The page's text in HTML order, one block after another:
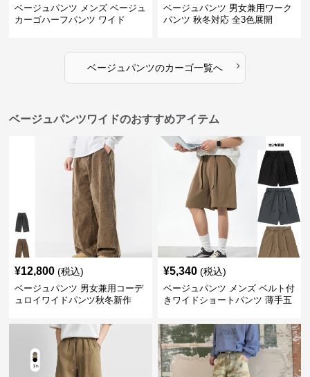
ベージュパンツ メンズ ベージュ
カーゴハーフパンツ ワイド
ベージュパンツ 男女兼用ワーク
パンツ 秋冬対応 全3色展開
ベージュパンツのカーゴ一覧へ ›
ベージュパンツワイドのおすすめアイテム
¥12,800 (税込)
ベージュパンツ 男女兼用コーデ
ュロイワイドパンツ秋冬新作
¥5,340 (税込)
ベージュパンツ メンズ ベルト付
きワイドショートパンツ 薄手五